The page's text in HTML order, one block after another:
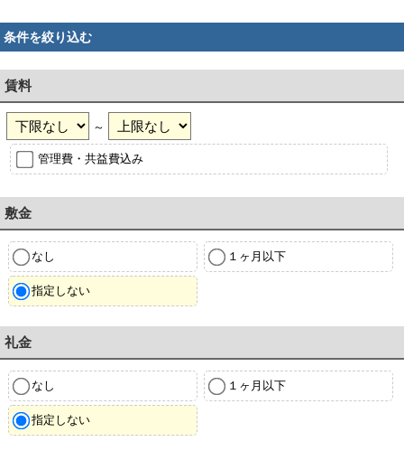
条件を絞り込む
賃料
～
管理費・共益費込み
敷金
なし １ヶ月以下
指定しない
礼金
なし １ヶ月以下
指定しない